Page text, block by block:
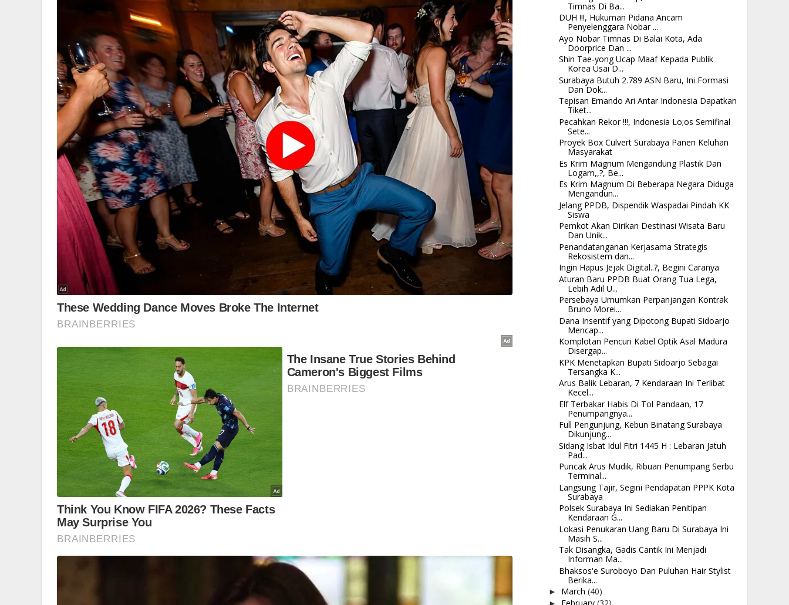
Timnas Di Ba...
DUH !!!, Hukuman Pidana Ancam
Penyelenggara Nobar ...
Ayo Nobar Timnas Di Balai Kota, Ada
Doorprice Dan ...
Shin Tae-yong Ucap Maaf Kepada Publik
Korea Usai D...
Surabaya Butuh 2.789 ASN Baru, Ini Formasi
Dan Dok...
Tepisan Ernando Ari Antar Indonesia Dapatkan
Tiket...
Pecahkan Rekor !!!, Indonesia Lo;os Semifinal
Sete...
Proyek Box Culvert Surabaya Panen Keluhan
Masyarakat
Es Krim Magnum Mengandung Plastik Dan
Logam,,?, Be...
Es Krim Magnum Di Beberapa Negara Diduga
Mengandun...
Jelang PPDB, Dispendik Waspadai Pindah KK
Siswa
Pemkot Akan Dirikan Destinasi Wisata Baru
Dan Unik...
Penandatanganan Kerjasama Strategis
Rekosistem dan...
Ingin Hapus Jejak Digital..?, Begini Caranya
Aturan Baru PPDB Buat Orang Tua Lega,
Lebih Adil U...
Persebaya Umumkan Perpanjangan Kontrak
Bruno Morei...
Dana Insentif yang Dipotong Bupati Sidoarjo
Mencap...
Komplotan Pencuri Kabel Optik Asal Madura
Disergap...
KPK Menetapkan Bupati Sidoarjo Sebagai
Tersangka K...
Arus Balik Lebaran, 7 Kendaraan Ini Terlibat
Kecel...
Elf Terbakar Habis Di Tol Pandaan, 17
Penumpangnya...
Full Pengunjung, Kebun Binatang Surabaya
Dikunjung...
Sidang Isbat Idul Fitri 1445 H : Lebaran Jatuh
Pad...
Puncak Arus Mudik, Ribuan Penumpang Serbu
Terminal...
Langsung Tajir, Segini Pendapatan PPPK Kota
Surabaya
Polsek Surabaya Ini Sediakan Penitipan
Kendaraan G...
Lokasi Penukaran Uang Baru Di Surabaya Ini
Masih S...
Tak Disangka, Gadis Cantik Ini Menjadi
Informan Ma...
Bhaksos'e Suroboyo Dan Puluhan Hair Stylist
Berika...
► March (40)
► February (32)